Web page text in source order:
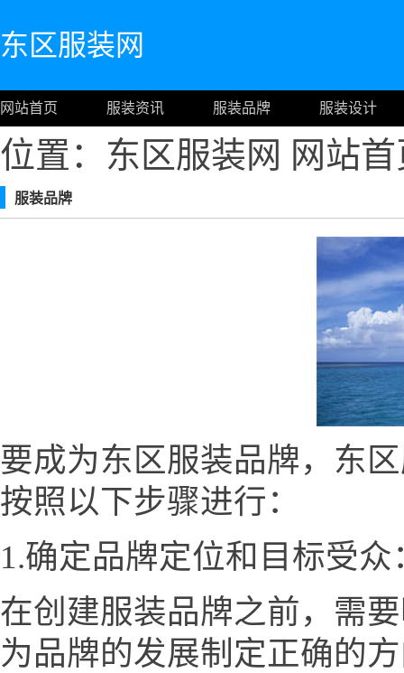
东区服装网
网站首页 服装资讯 服装品牌 服装设计
位置：东区服装网 网站
服装品牌
要成为东区服装品牌，东
按照以下步骤进行：
1.确定品牌定位和目标受众
在创建服装品牌之前，需
为品牌的发展制定正确的